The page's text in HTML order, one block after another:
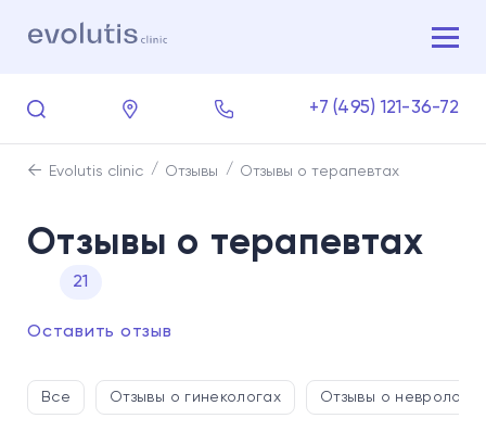
+7 (495) 121-36-72
Evolutis clinic Отзывы Отзывы о терапевтах
Отзывы о терапевтах
21
Оставить отзыв
Все Отзывы о гинекологах Отзывы о неврологах